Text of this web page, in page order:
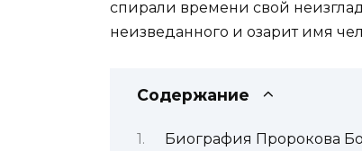
спирали времени свой
неизведанного и озарит имя
Содержание
Биография Пророкова